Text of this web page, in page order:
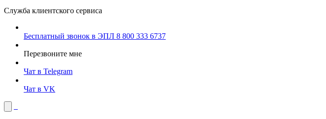
Служба клиентского сервиса
Бесплатный звонок в ЭПЛ 8 800 333 6737
Перезвоните мне
Чат в Telegram
Чат в VK